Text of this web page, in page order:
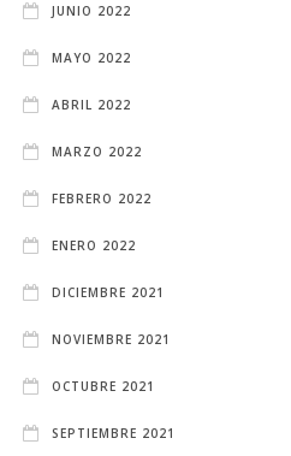
JUNIO 2022
MAYO 2022
ABRIL 2022
MARZO 2022
FEBRERO 2022
ENERO 2022
DICIEMBRE 2021
NOVIEMBRE 2021
OCTUBRE 2021
SEPTIEMBRE 2021